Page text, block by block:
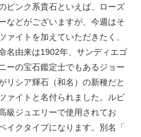
ピンク系貴石といえば、ローズ
などがございますが、今週はそ
イトを加えていただきたく、
名由来は1902年、サンディエゴ
ーの宝石鑑定士でもあるジョー
リシア輝石（和名）の新種だと
ァイトと名付られました。ルビ
級ジュエリーで使用されてお
イクタイプになります。別名「